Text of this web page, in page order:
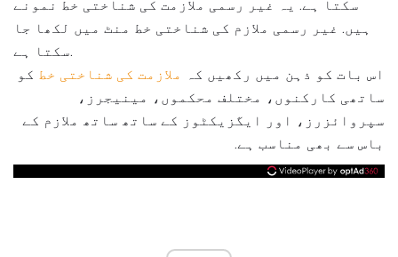
سکتا ہے. یہ غیر رسمی ملازمت کی شناختی خط نمونے
ہیں. غیر رسمی ملازم کی شناختی خط منٹ میں لکھا جا
سکتا ہے.
اس بات کو ذہن میں رکھیں کہ
ملازمت کی شناختی خط کو
ساتھی کارکنوں، مختلف محکموں، مینیجرز،
سپروائزرز، اور ایگزیکٹوز کے ساتھ ساتھ ملازم کے
باس سے بھی مناسب ہے.